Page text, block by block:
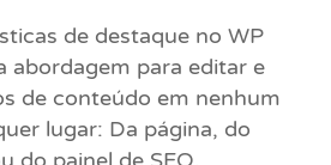
de destaque no WP
abordagem para editar e
de conteúdo em nenhum
lugar: Da página, do